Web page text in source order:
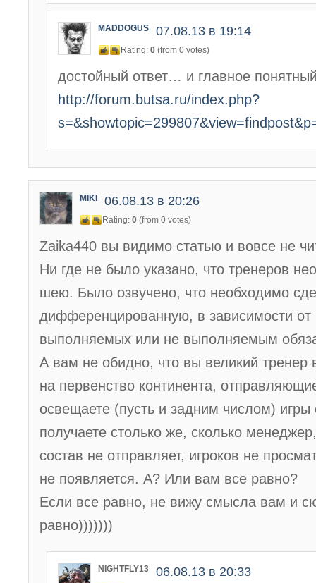
MADDOGUS 07.08.13 в 19:14
Rating: 0 (from 0 votes)
достойный ответ… и главное
http://forum.butsa.ru/index.php?
MIKI 06.08.13 в 20:26
Rating: 0 (from 0 votes)
Zaika440 вы видимо статью и вовсе не
Ни где не было указано, что тренеров
шею. Было озвучено, что необходимо
дифференцированную, в зависимости от
выполняемых или не выполняемым
А вам не обидно, что вы великий
на первенство континента,
освещаете (пусть и задним числом) игры
получаете столько же, сколько
состав не отправляет, игроков не
не появляется. А? Или вам все равно?
Если все равно, не вижу смысла вам и
равно)))))))
NIGHTFLY13 06.08.13 в 20:33